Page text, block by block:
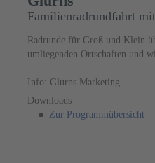
Familienradrundfahrt
Radrunde für Groß und Klein
umliegenden Ortschaften und
Info: Glurns Marketing
Downloads
Zur Programmübersicht